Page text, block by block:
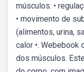
músculos. •
• movimento de
(alimentos, urina,
calor •. Webebook
dos músculos.